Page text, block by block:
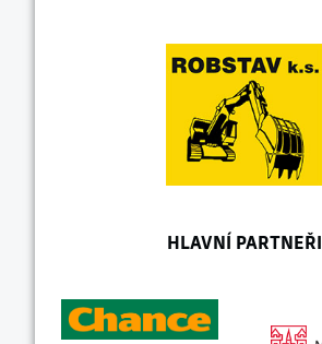
HLAVNÍ PARTNEŘI